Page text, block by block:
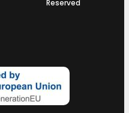
Reserved